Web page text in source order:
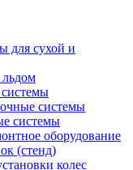
для сухой и
системы
системы
оборудование
(стенд)
колес